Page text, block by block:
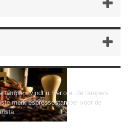
tampers vindt u hier.o.a. de tampers
merk espressostamper voor de